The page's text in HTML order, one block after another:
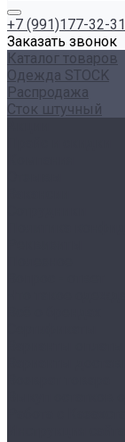
+7 (991)177-32-31
Заказать звонок
Каталог товаров
Одежда STOCK
Распродажа
Сток штучный